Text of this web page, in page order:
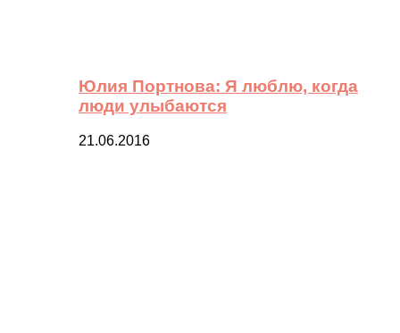
Юлия Портнова: Я люблю, когда
люди улыбаются
21.06.2016